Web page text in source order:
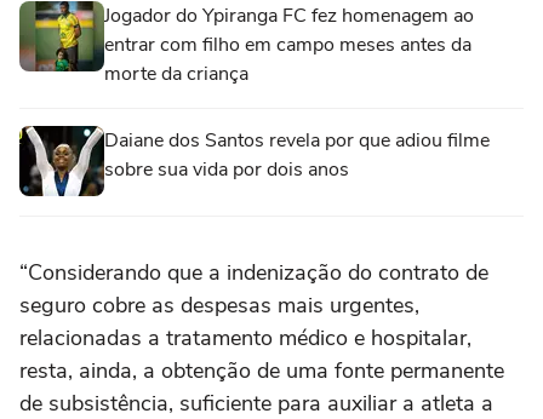
Jogador do Ypiranga FC fez homenagem ao
entrar com filho em campo meses antes da
morte da criança
Daiane dos Santos revela por que adiou filme
sobre sua vida por dois anos
“Considerando que a indenização do contrato de
seguro cobre as despesas mais urgentes,
relacionadas a tratamento médico e hospitalar,
resta, ainda, a obtenção de uma fonte permanente
de subsistência, suficiente para auxiliar a atleta a